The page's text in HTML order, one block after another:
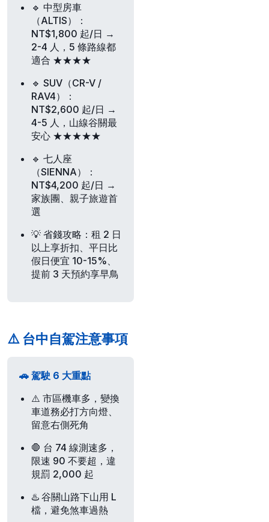
🔹 中型房車
（ALTIS）
：
NT$1,800 起/日 →
2-4 人，5 條路線都
適合 ★★★★
🔹 SUV（CR-V /
RAV4）
：
NT$2,600 起/日 →
4-5 人，山線谷關最
安心 ★★★★★
🔹 七人座
（SIENNA）
：
NT$4,200 起/日 →
家族團、親子旅遊首
選
💡 省錢攻略 ：租 2 日
以上享折扣、平日比
假日便宜 10-15%、
提前 3 天預約享早鳥
⚠️ 台中自駕注意事項
🚗 駕駛 6 大重點
⚠️ 市區機車多 ，變換
車道務必打方向燈、
留意右側死角
🛑 台 74 線測速多 ，
限速 90 不要超，違
規罰 2,000 起
♨️ 谷關山路下山用 L
檔，避免煞車過熱